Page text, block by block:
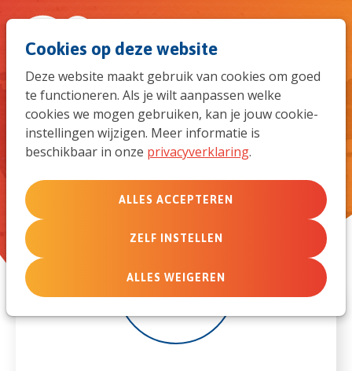
Cookies op deze website
Deze website maakt gebruik van cookies om goed
te functioneren. Als je wilt aanpassen welke
cookies we mogen gebruiken, kan je jouw cookie-
instellingen wijzigen. Meer informatie is
beschikbaar in onze privacyverklaring.
ALLES ACCEPTEREN
ZELF INSTELLEN
ALLES WEIGEREN
naar
de
Opleiding tot Debriefer
20
sep